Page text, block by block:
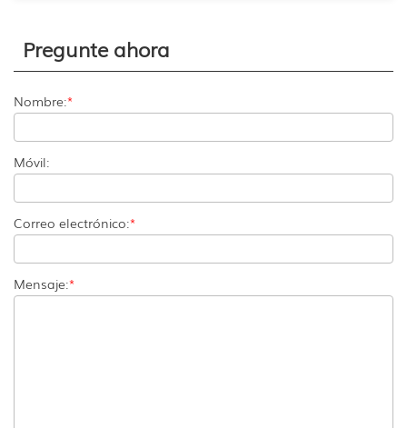
Pregunte ahora
Nombre:*
Móvil:
Correo electrónico:*
Mensaje:*